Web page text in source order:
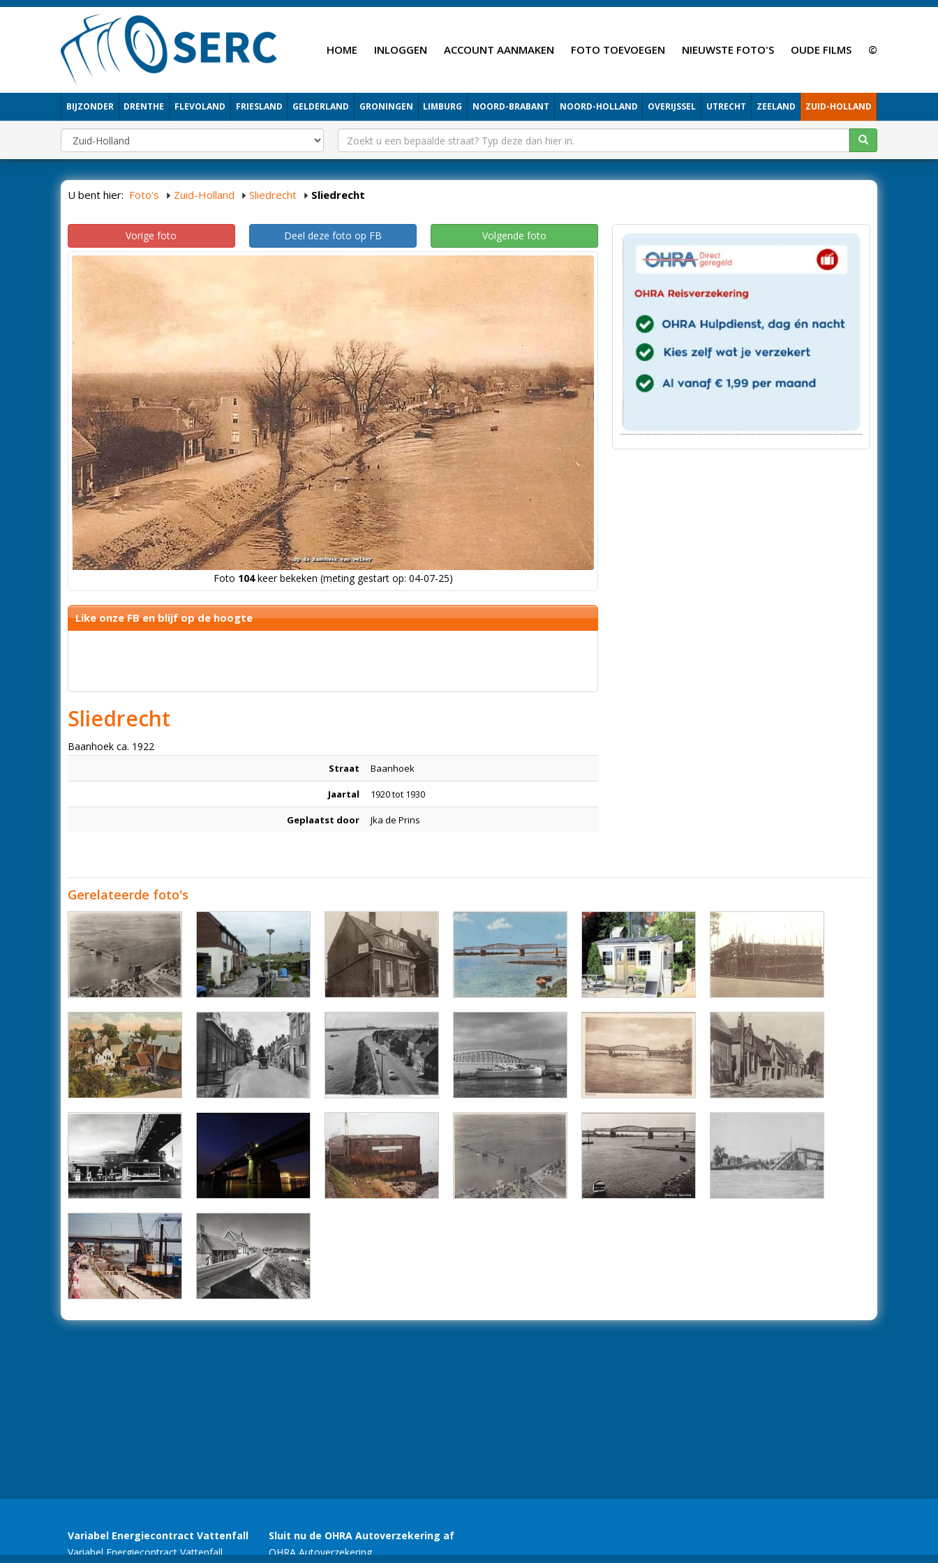
HOME INLOGGEN ACCOUNT AANMAKEN FOTO TOEVOEGEN NIEUWSTE FOTO'S OUDE FILMS ©
BIJZONDER DRENTHE FLEVOLAND FRIESLAND GELDERLAND GRONINGEN LIMBURG NOORD-BRABANT NOORD-HOLLAND OVERIJSSEL UTRECHT ZEELAND ZUID-HOLLAND
U bent hier: Foto's Zuid-Holland Sliedrecht Sliedrecht
Vorige foto Deel deze foto op FB Volgende foto
Foto 104keer bekeken (meting gestart op: 04-07-25)
Like onze FB en blijf op de hoogte
Sliedrecht
Baanhoek ca. 1922
Straat Baanhoek
Jaartal 1920 tot 1930
Geplaatst door Jka de Prins
Gerelateerde foto's